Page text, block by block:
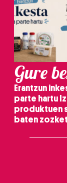
Gure
Erantzun
parte hartu
produktuen
baten